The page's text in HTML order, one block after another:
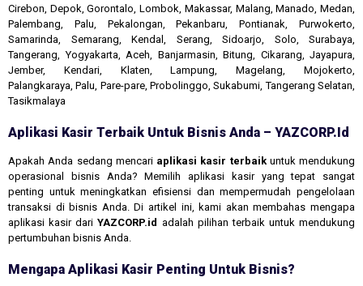
Cirebon, Depok, Gorontalo, Lombok, Makassar, Malang, Manado, Medan,
Palembang, Palu, Pekalongan, Pekanbaru, Pontianak, Purwokerto,
Samarinda, Semarang, Kendal, Serang, Sidoarjo, Solo, Surabaya,
Tangerang, Yogyakarta, Aceh, Banjarmasin, Bitung, Cikarang, Jayapura,
Jember, Kendari, Klaten, Lampung, Magelang, Mojokerto,
Palangkaraya, Palu, Pare-pare, Probolinggo, Sukabumi, Tangerang Selatan,
Tasikmalaya
Aplikasi Kasir Terbaik Untuk Bisnis Anda – YAZCORP.id
Apakah Anda sedang mencari aplikasi kasir terbaikuntuk mendukung
operasional bisnis Anda? Memilih aplikasi kasir yang tepat sangat
penting untuk meningkatkan efisiensi dan mempermudah pengelolaan
transaksi di bisnis Anda. Di artikel ini, kami akan membahas mengapa
aplikasi kasir dariYAZCORP.id adalah pilihan terbaik untuk mendukung
pertumbuhan bisnis Anda.
Mengapa Aplikasi Kasir Penting Untuk Bisnis?